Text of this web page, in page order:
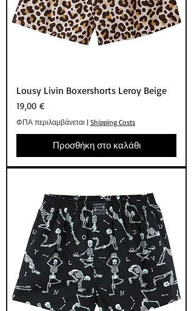
Lousy Livin Boxershorts Leroy Beige
Τιμή
19,00 €
ΦΠΑ περιλαμβάνεται | Shipping Costs
Προσθήκη στο καλάθι